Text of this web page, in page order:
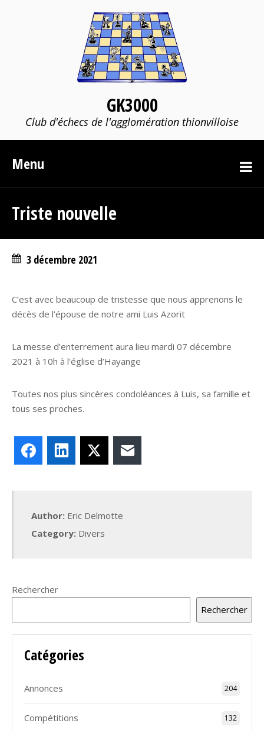
GK3000
Club d'échecs de l'agglomération thionvilloise
Menu
Triste nouvelle
3 décembre 2021
C’est avec beaucoup de tristesse que nous apprenons le
décès de l’épouse de notre ami Luis Azorit
La messe d’enterrement aura lieu mardi 07 décembre
2021 à 10h à l’église d’Hayange
Toutes nos plus sincères condoléances à Luis, sa famille et
tous ses proches.
FacebookLinkedIn
Author: Eric Delmotte
Category: Divers
Rechercher
Rechercher
Catégories
Annonces 204
Compétitions 132